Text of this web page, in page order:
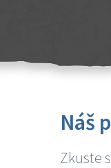
Náš
Zkuste